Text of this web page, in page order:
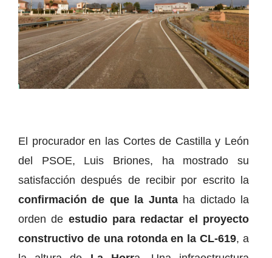
El procurador en las Cortes de Castilla y León
del PSOE, Luis Briones, ha mostrado su
satisfacción después de recibir por escrito la
confirmación de que la Juntaha dictado la
orden de estudio para redactar el proyecto
constructivo de una rotonda en la CL-619, a